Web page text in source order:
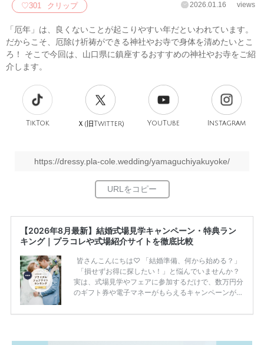
♡301 クリップ 2026.01.16 views
「厄年」は、良くないことが起こりやすい年だといわれています。
だからこそ、厄除け祈祷ができる神社やお寺で身体を清めたいとこ
ろ！ そこで今回は、山口県に鎮座するおすすめの神社やお寺をご紹
介します。
TikTok Ｘ(旧Twitter) YouTube Instagram
https://dressy.pla-cole.wedding/yamaguchiyakuyoke/
【2026年8月最新】結婚式場見学キャンペーン・特典ラン
キング｜プラコレや式場紹介サイトを徹底比較
皆さんこんにちは♡ 「結婚準備、何から始める？」
「損せずお得に探したい！」と悩んでいませんか？
実は、式場見学やフェアに参加するだけで、数万円分
のギフト券や電子マネーがもらえるキャンペーンがあ
ため、比較せずに選ぶと損をしてしまうことも……。